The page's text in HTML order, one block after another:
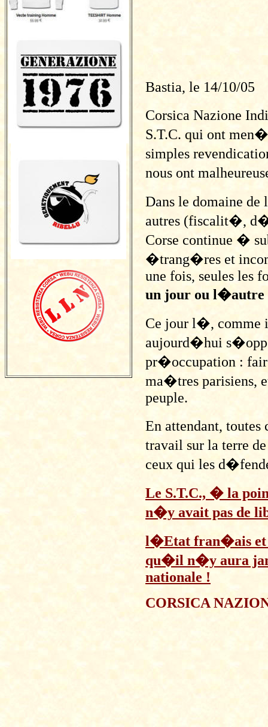
Bastia, le 14/10/05
Corsica Nazione
S.T.C. qui ont
simples
nous ont
Dans le domaine de
autres (fiscalit�,
Corse continue �
�trang�res et
une fois, seules les
un jour ou l�autre
Ce jour l�, comme
aujourd�hui
pr�occupation :
ma�tres parisiens,
peuple.
En attendant,
travail sur la terre
ceux qui les
Le S.T.C., � la
n�y avait pas de
l�Etat fran�ais et
qu�il n�y aura
nationale !
CORSICA